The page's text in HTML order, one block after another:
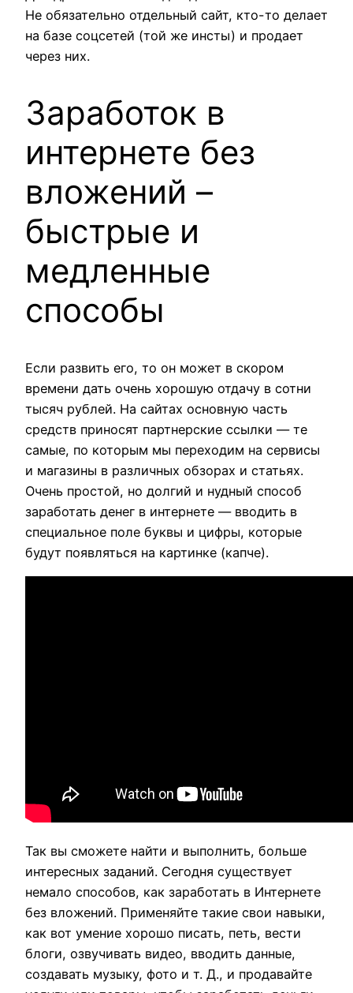
Не обязательно отдельный сайт, кто-то делает
на базе соцсетей (той же инсты) и продает
через них.
Заработок в
интернете без
вложений –
быстрые и
медленные
способы
Если развить его, то он может в скором
времени дать очень хорошую отдачу в сотни
тысяч рублей. На сайтах основную часть
средств приносят партнерские ссылки — те
самые, по которым мы переходим на сервисы
и магазины в различных обзорах и статьях.
Очень простой, но долгий и нудный способ
заработать денег в интернете — вводить в
специальное поле буквы и цифры, которые
будут появляться на картинке (капче).
Так вы сможете найти и выполнить, больше
интересных заданий. Сегодня существует
немало способов, как заработать в Интернете
без вложений. Применяйте такие свои навыки,
как вот умение хорошо писать, петь, вести
блоги, озвучивать видео, вводить данные,
создавать музыку, фото и т. Д., и продавайте